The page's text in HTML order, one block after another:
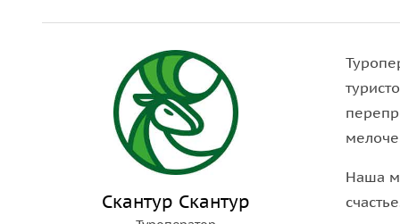
Это динамичное и насыщенное путешествие,
прочувствовать многогранную красоту Севера.
Тур создан для жителей Санкт-Петербурга и
погрузиться в атмосферу Карелии и увидеть
впервые знакомится с регионом и желает
Скантур Скантур
Наша